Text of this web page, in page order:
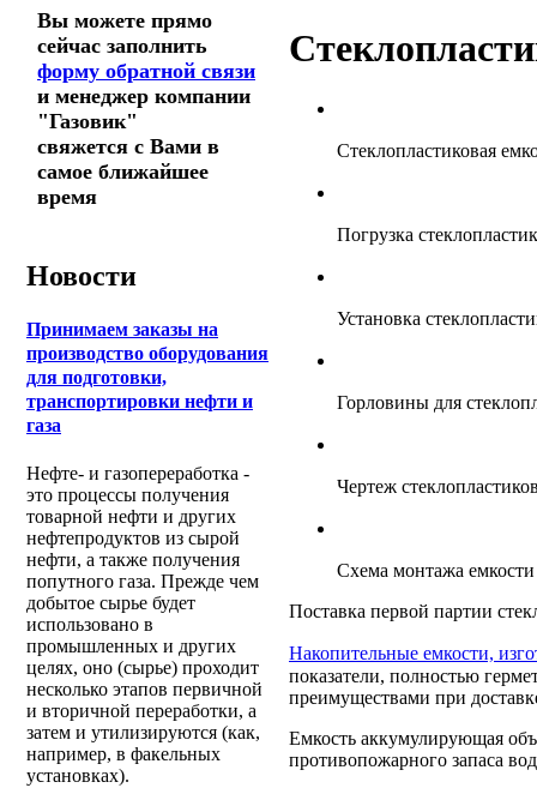
Вы можете прямо
сейчас заполнить
форму обратной связи
и менеджер компании
"Газовик"
свяжется с Вами в
самое ближайшее
время
Новости
Принимаем заказы на
производство оборудования
для подготовки,
транспортировки нефти и
газа
Нефте- и газопереработка -
это процессы получения
товарной нефти и других
нефтепродуктов из сырой
нефти, а также получения
попутного газа. Прежде чем
добытое сырье будет
использовано в
промышленных и других
целях, оно (сырье) проходит
несколько этапов первичной
и вторичной переработки, а
затем и утилизируются (как,
например, в факельных
установках).
Стеклопластиковая
Погрузка
Установка
Горловины для
Чертеж
Схема монтажа емкости
Поставка первой партии
Накопительные емкости,
показатели, полностью
преимуществами при
Емкость аккумулирующая
противопожарного запаса